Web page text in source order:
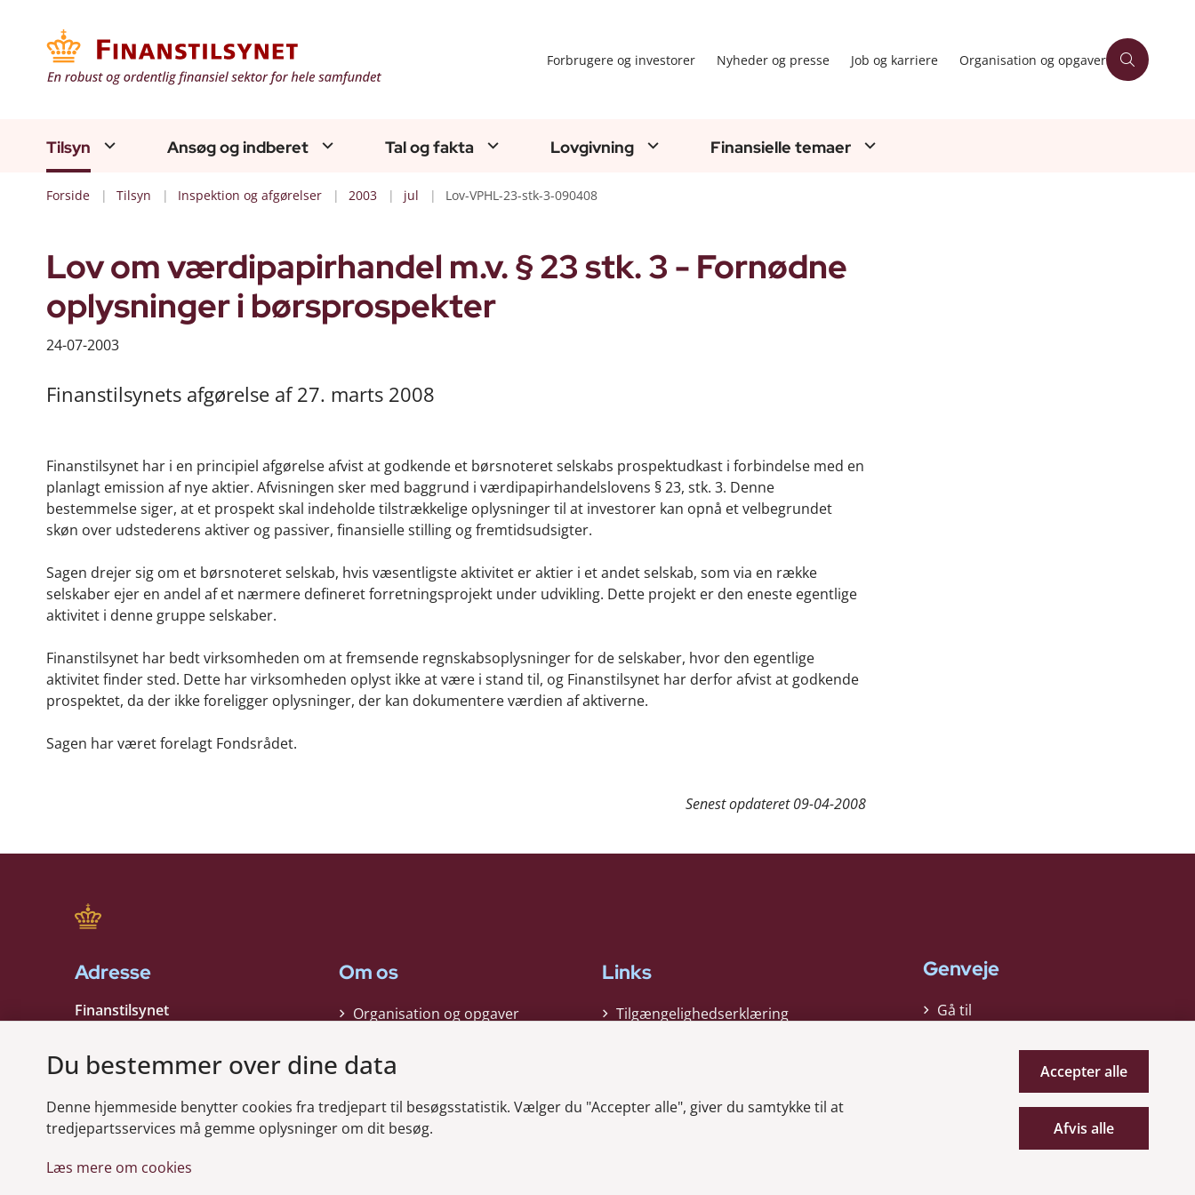
Forbrugere og investorer Nyheder og presse Job og karriere Organisation og opgaver
Tilsyn Ansøg og indberet Tal og fakta Lovgivning Finansielle temaer
Forside Tilsyn Inspektion og afgørelser 2003 jul Lov-VPHL-23-stk-3-090408
Lov om værdipapirhandel m.v. § 23 stk. 3 - Fornødne
oplysninger i børsprospekter
24-07-2003
Finanstilsynets afgørelse af 27. marts 2008
Finanstilsynet har i en principiel afgørelse afvist at godkende et børsnoteret selskabs prospektudkast i forbindelse med en
planlagt emission af nye aktier. Afvisningen sker med baggrund i værdipapirhandelslovens § 23, stk. 3. Denne
bestemmelse siger, at et prospekt skal indeholde tilstrækkelige oplysninger til at investorer kan opnå et velbegrundet
skøn over udstederens aktiver og passiver, finansielle stilling og fremtidsudsigter.
Sagen drejer sig om et børsnoteret selskab, hvis væsentligste aktivitet er aktier i et andet selskab, som via en række
selskaber ejer en andel af et nærmere defineret forretningsprojekt under udvikling. Dette projekt er den eneste egentlige
aktivitet i denne gruppe selskaber.
Finanstilsynet har bedt virksomheden om at fremsende regnskabsoplysninger for de selskaber, hvor den egentlige
aktivitet finder sted. Dette har virksomheden oplyst ikke at være i stand til, og Finanstilsynet har derfor afvist at godkende
prospektet, da der ikke foreligger oplysninger, der kan dokumentere værdien af aktiverne.
Sagen har været forelagt Fondsrådet.
Senest opdateret09-04-2008
Adresse
Finanstilsynet
1401 København K
CVR nummer:10598184
Om os
Organisation og opgaver
Kontakt
Modtag nyheder
Links
Tilgængelighedserklæring
Whistleblower
Genveje
Gå til
Du bestemmer over dine data
Denne hjemmeside benytter cookies fra tredjepart til besøgsstatistik. Vælger du "Accepter alle", giver du samtykke til at
tredjepartsservices må gemme oplysninger om dit besøg.
Læs mere om cookies
Accepter alle
Afvis alle